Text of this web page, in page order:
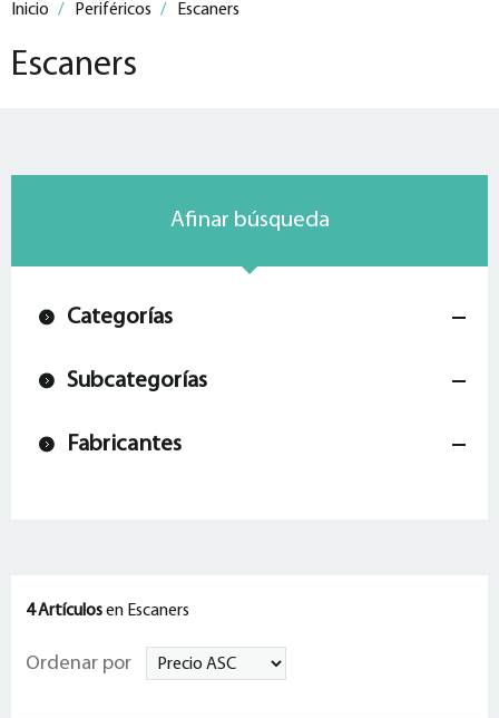
Inicio / Periféricos / Escaners
Escaners
Afinar búsqueda
Categorías
Subcategorías
Fabricantes
4 Artículosen Escaners
Ordenar por